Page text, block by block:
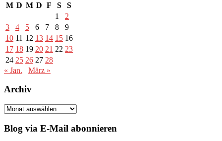
M D M D F S
S
1
2
3
4 5 6 7 8
9
10 11 12 13 14 15 16
17 18 19 20 21 22 23
24 25 26 27 28
« Jan.
März »
Archiv
Archiv
Blog via E-Mail abonnieren